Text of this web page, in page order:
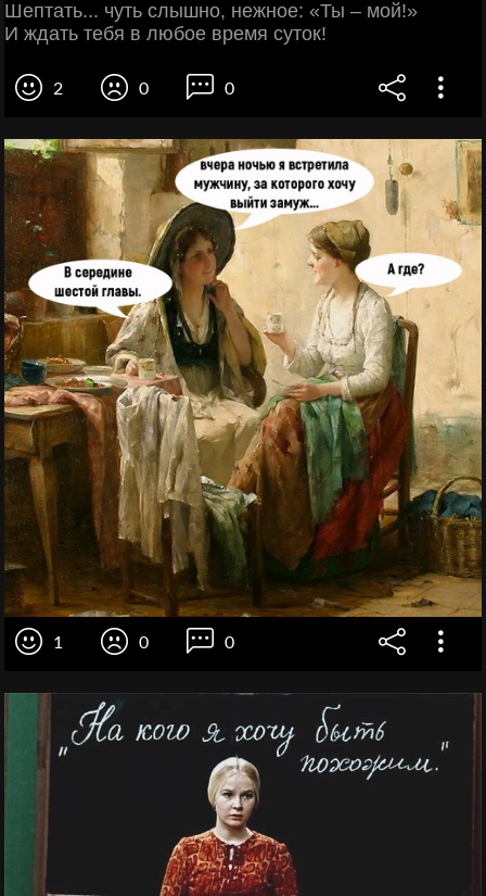
Шептать... чуть слышно, нежное: «Ты – мой!»
И ждать тебя в любое время суток!
2 0 0
1 0 0